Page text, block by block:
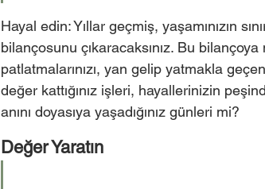
Hayal edin: Yıllar geçmiş, yaşamınızın
bilançosunu çıkaracaksınız. Bu
patlatmalarınızı, yan gelip yatmakla
değer kattığınız işleri, hayallerinizin
anını doyasıya yaşadığınız günleri mi?
Değer Yaratın